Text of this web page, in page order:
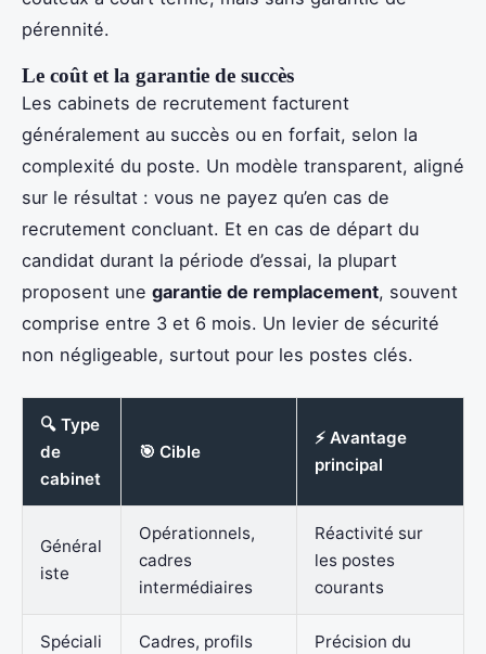
pérennité.
Le coût et la garantie de succès
Les cabinets de recrutement facturent
généralement au succès ou en forfait, selon la
complexité du poste. Un modèle transparent, aligné
sur le résultat : vous ne payez qu’en cas de
recrutement concluant. Et en cas de départ du
candidat durant la période d’essai, la plupart
proposent une garantie de remplacement, souvent
comprise entre 3 et 6 mois. Un levier de sécurité
non négligeable, surtout pour les postes clés.
🔍 Type
de
cabinet
🎯 Cible
⚡ Avantage
principal
Général
iste
Opérationnels,
cadres
intermédiaires
Réactivité sur
les postes
courants
Spéciali
Cadres, profils
Précision du